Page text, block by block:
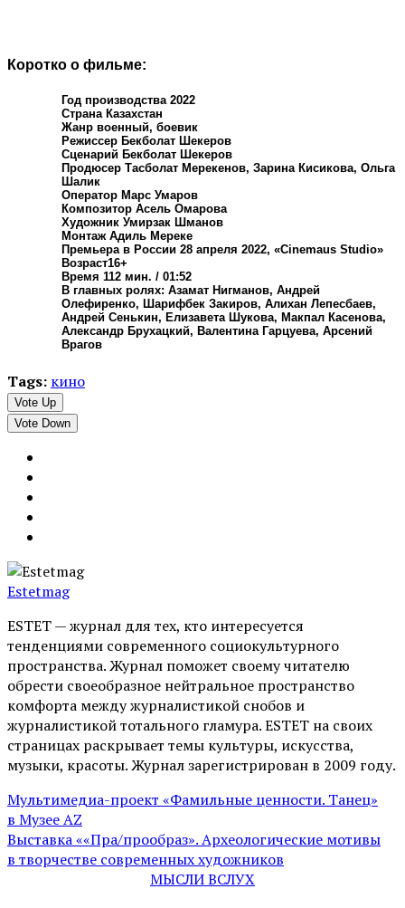
Коротко о фильме:
Год производства 2022
Страна Казахстан
Жанр военный, боевик
Режиссер Бекболат Шекеров
Сценарий Бекболат Шекеров
Продюсер Тасболат Мерекенов, Зарина Кисикова, Ольга
Шалик
Оператор Марс Умаров
Композитор Асель Омарова
Художник Умирзак Шманов
Монтаж Адиль Мереке
Премьера в Росcии 28 апреля 2022, «Cinemaus Studio»
Возраст16+
Время 112 мин. / 01:52
В главных ролях: Азамат Нигманов, Андрей
Олефиренко, Шарифбек Закиров, Алихан Лепесбаев,
Андрей Сенькин, Елизавета Шукова, Макпал Касенова,
Александр Брухацкий, Валентина Гарцуева, Арсений
Врагов
Tags: кино
Vote Up
Vote Down
Estetmag
ESTET — журнал для тех, кто интересуeтся
тенденциями современного социокультурного
пространства. Журнал поможет своему читателю
обрести своеобразное нейтральное пространство
комфорта между журналистикой снобов и
журналистикой тотального гламура. ESTET на своих
страницах раскрывает темы культуры, искусства,
музыки, красоты. Журнал зарегистрирован в 2009 году.
Мультимедиа-проект «Фамильные ценности. Танец»
в Музее AZ
Выставка ««Пра/прообраз». Археологические мотивы
в творчестве современных художников
МЫСЛИ ВСЛУХ